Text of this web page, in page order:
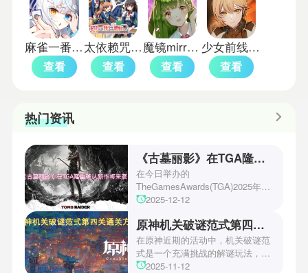
麻雀一番街中文版
查看
太依赖咒术的我未来堪忧直装版
查看
魔镜mirror手机版
查看
少女前线2追放国际服
查看
热门资讯
《古墓丽影》在TGA隆重确认新作将来袭！
在今日举办的
TheGamesAwards(TGA)2025年度
游戏颁奖典礼中，古墓丽影系列公
场资讯让众多玩家们都非常期待！
本次官方也宣布游戏将于2027年登
陆PS5、Xbox以及PC平台！有兴
趣的玩家们可以继续留守鲶鱼网！
2025-12-12
原神机关破谜范式第四关通关方法
在原神近期的活动中，机关破谜范
式是一个充满挑战的解谜玩法，其
中第四关是许多玩家遇到困难的地
2025-11-12